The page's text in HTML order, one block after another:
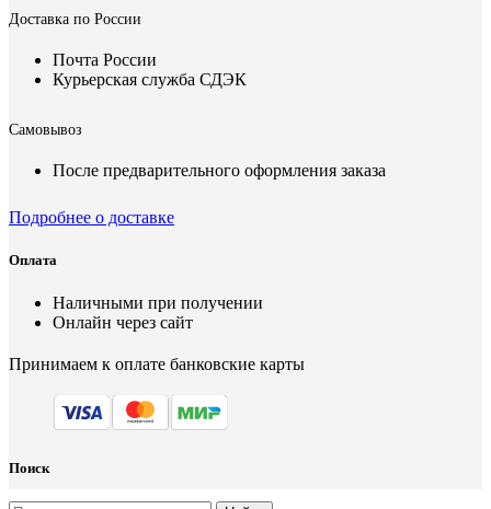
Доставка по России
Почта России
Курьерская служба СДЭК
Самовывоз
После предварительного оформления заказа
Подробнее о доставке
Оплата
Наличными при получении
Онлайн через сайт
Принимаем к оплате банковские карты
Поиск